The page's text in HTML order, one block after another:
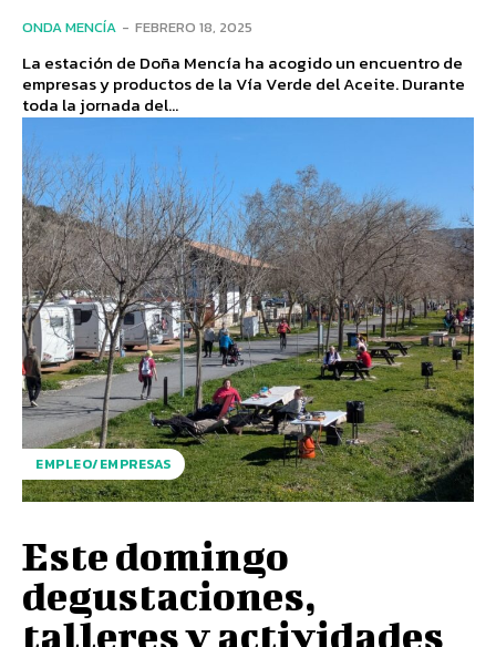
ONDA MENCÍA - FEBRERO 18, 2025
La estación de Doña Mencía ha acogido un encuentro de
empresas y productos de la Vía Verde del Aceite. Durante
toda la jornada del...
EMPLEO/EMPRESAS
Este domingo
degustaciones,
talleres y actividades